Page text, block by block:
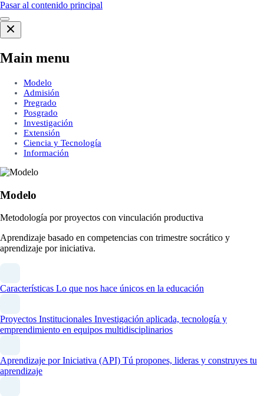
Pasar al contenido principal
Main menu
Modelo
Admisión
Pregrado
Posgrado
Investigación
Extensión
Ciencia y Tecnología
Información
Modelo
Metodología por proyectos con vinculación productiva
Aprendizaje basado en competencias con trimestre socrático y
aprendizaje por iniciativa.
Características Lo que nos hace únicos en la educación
Proyectos Institucionales Investigación aplicada, tecnología y
emprendimiento en equipos multidisciplinarios
Aprendizaje por Iniciativa (API) Tú propones, lideras y construyes tu
aprendizaje